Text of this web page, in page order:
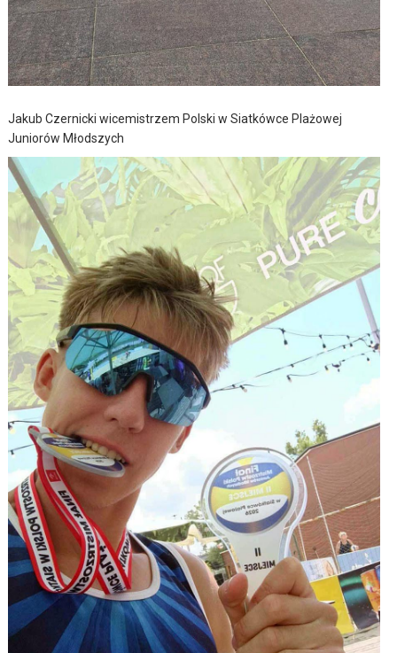
Jakub Czernicki wicemistrzem Polski w Siatkówce Plażowej
Juniorów Młodszych